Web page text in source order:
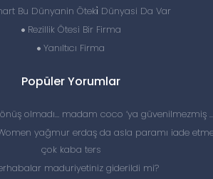
Bu Dünyanin Öteki̇ Dünyasi Da Var
Rezillik Ötesi Bir Firma
Yanıltıcı Firma
Popüler Yorumlar
olmadı… madam coco ‘ya güvenilmezmiş
yağmur erdaş da asla paramı iade
çok kaba ters
maduriyetiniz giderildi mi?